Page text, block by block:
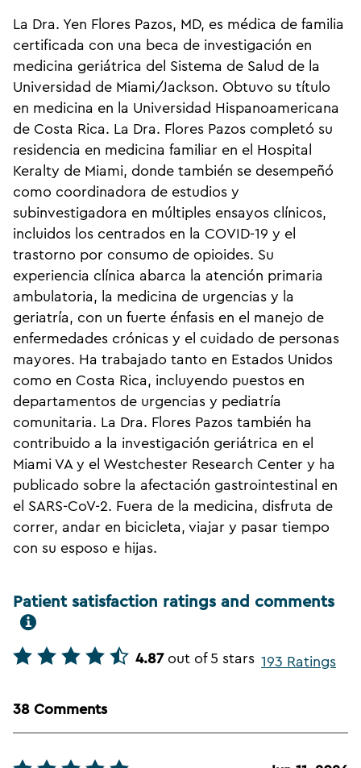
La Dra. Yen Flores Pazos, MD, es médica de familia
certificada con una beca de investigación en
medicina geriátrica del Sistema de Salud de la
Universidad de Miami/Jackson. Obtuvo su título
en medicina en la Universidad Hispanoamericana
de Costa Rica. La Dra. Flores Pazos completó su
residencia en medicina familiar en el Hospital
Keralty de Miami, donde también se desempeñó
como coordinadora de estudios y
subinvestigadora en múltiples ensayos clínicos,
incluidos los centrados en la COVID-19 y el
trastorno por consumo de opioides. Su
experiencia clínica abarca la atención primaria
ambulatoria, la medicina de urgencias y la
geriatría, con un fuerte énfasis en el manejo de
enfermedades crónicas y el cuidado de personas
mayores. Ha trabajado tanto en Estados Unidos
como en Costa Rica, incluyendo puestos en
departamentos de urgencias y pediatría
comunitaria. La Dra. Flores Pazos también ha
contribuido a la investigación geriátrica en el
Miami VA y el Westchester Research Center y ha
publicado sobre la afectación gastrointestinal en
el SARS-CoV-2. Fuera de la medicina, disfruta de
correr, andar en bicicleta, viajar y pasar tiempo
con su esposo e hijas.
Patient satisfaction ratings and comments
4.87 out of 5 stars 193 Ratings
38 Comments